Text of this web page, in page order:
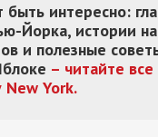
интересно:
Йорка, истории
и полезные
– читайте все
New York.